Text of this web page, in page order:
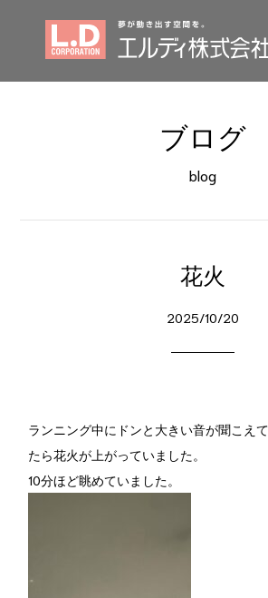
ブログ
blog
花火
2025/10/20
ランニング中にドンと大きい音が聞こえ
たら花火が上がっていました。
10分ほど眺めていました。